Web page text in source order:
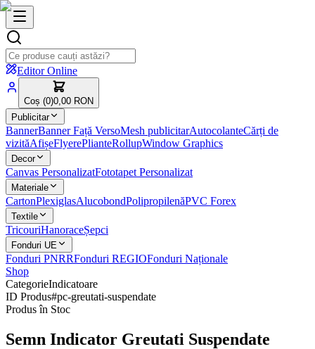
Editor Online
Coș (0)0,00 RON
Publicitar
BannerBanner Față VersoMesh publicitarAutocolanteCărți de
vizităAfișeFlyerePlianteRollupWindow Graphics
Decor
Canvas PersonalizatFototapet Personalizat
Materiale
CartonPlexiglasAlucobondPolipropilenăPVC Forex
Textile
TricouriHanoraceȘepci
Fonduri UE
Fonduri PNRRFonduri REGIOFonduri Naționale
Shop
CategorieIndicatoare
ID Produs#pc-greutati-suspendate
Produs în Stoc
Semn Indicator Greutati Suspendate